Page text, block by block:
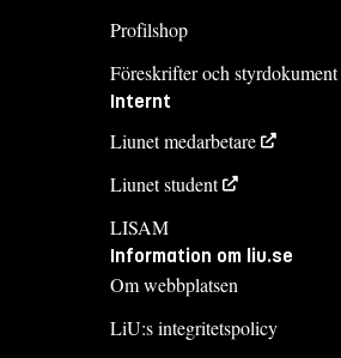
Profilshop
Föreskrifter och styrdokument
Internt
Liunet medarbetare
Liunet student
LISAM
Information om liu.se
Om webbplatsen
LiU:s integritetspolicy